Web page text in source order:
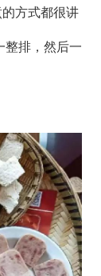
方式都很讲
整排，然后一